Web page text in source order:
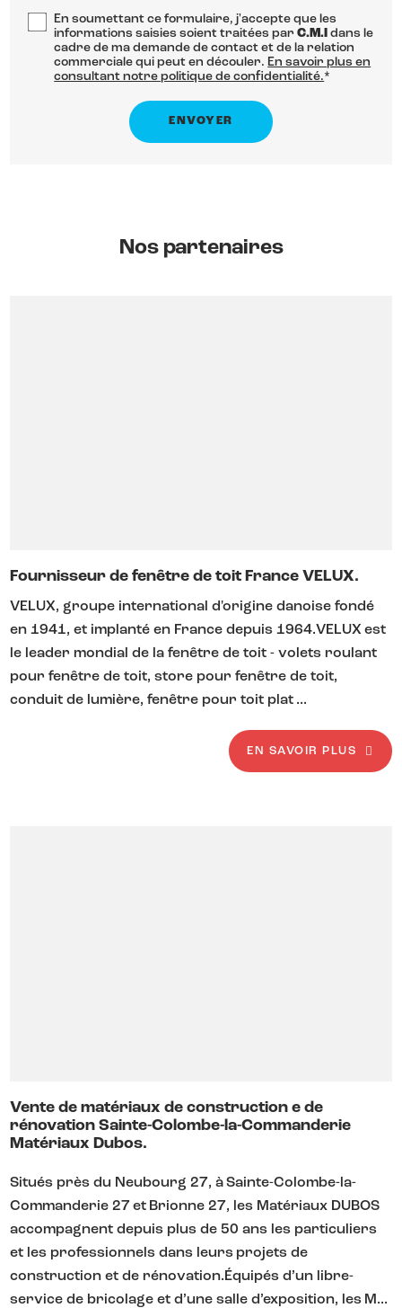
En soumettant ce formulaire, j'accepte que les
informations saisies soient traitées parC.M.I dans le
cadre de ma demande de contact et de la relation
commerciale qui peut en découler. En savoir plus en
consultant notre politique de confidentialité.*
Nos partenaires
Fournisseur de fenêtre de toit France VELUX.
VELUX, groupe international d'origine danoise fondé
en 1941, et implanté en France depuis 1964.VELUX est
le leader mondial de la fenêtre de toit - volets roulant
pour fenêtre de toit, store pour fenêtre de toit,
conduit de lumière, fenêtre pour toit plat ...
EN SAVOIR PLUS
Vente de matériaux de construction e de
rénovation Sainte-Colombe-la-Commanderie
Matériaux Dubos.
Situés près du Neubourg 27, à Sainte-Colombe-la-
Commanderie 27 et Brionne 27, les Matériaux DUBOS
accompagnent depuis plus de 50 ans les particuliers
et les professionnels dans leurs projets de
construction et de rénovation.Équipés d’un libre-
service de bricolage et d’une salle d’exposition, les M...